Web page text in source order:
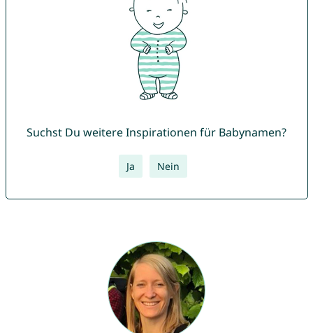
Suchst Du weitere Inspirationen für Babynamen?
Ja Nein